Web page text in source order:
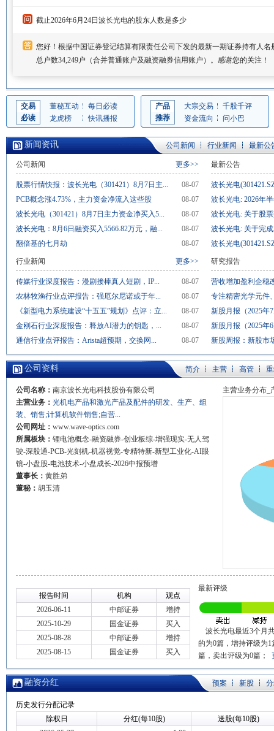
截止2026年6月24日波长光电的股东人数是多少
您好！根据中国证券登记结算有限责任公司下发的最新一期证券持有人名
总户数34,249户（合并普通账户及融资融券信用账户）。感谢您的关注！
交易
必读
董秘互动
每日必读
龙虎榜
快讯播报
产品
推荐
大宗交易
千股千评
资金流向
问小巴
新闻资讯 公司新闻 行业新闻 最新公
更多>>
公司新闻
08-07
股票行情快报：波长光电（301421）8月7日主...
08-07
PCB概念涨4.73%，主力资金净流入这些股
08-07
波长光电（301421）8月7日主力资金净买入5...
08-07
波长光电：8月6日融资买入5566.82万元，融...
08-07
翻倍基的七月劫
更多>>
行业新闻
08-07
传媒行业深度报告：漫剧接棒真人短剧，IP...
08-07
农林牧渔行业点评报告：强厄尔尼诺或于年...
08-07
《新型电力系统建设“十五五”规划》点评：立...
08-07
金刚石行业深度报告：释放AI潜力的钥匙，...
08-07
通信行业点评报告：Arista超预期，交换网...
最新公告
波长光电
波长光电: 2026年
波长光电: 关于股
波长光电: 关于完
波长光电
研究报告
营收增加盈利企稳
专注精密光学元件
新股月报（2025年
新股月报（2025年
新股周报：新股市
公司资料 简介 主营 高管
公司名称： 南京波长光电科技股份有限公司
主营业务： 光机电产品和激光产品及配件的研发、生产、组
装、销售;计算机软件销售;自营...
公司网址： www.wave-optics.com
所属板块： 锂电池概念-融资融券-创业板综-增强现实-无人驾
驶-深股通-PCB-光刻机-机器视觉-专精特新-新型工业化-AI眼
镜-小盘股-电池技术-小盘成长-2026中报预增
董事长： 黄胜弟
董秘： 胡玉清
主营业务分布_
报告时间 机构
观点
2026-06-11
中邮证券
增持
2025-10-29
国金证券
买入
2025-08-28
中邮证券
增持
2025-08-15
国金证券 买入
最新评级
波长光电最近3个月
的为0篇，增持评级为
篇，卖出评级为0篇；
融资分红 预案 新股
历史发行分配记录
除权日
分红(每10股)
送股(每10股)